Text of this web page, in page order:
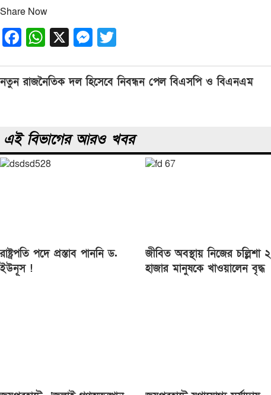
Share Now
Facebook
WhatsApp
X Messenger
Post
navigation
নতুন রাজনৈতিক দল হিসেবে নিবন্ধন পেল বিএসপি ও বিএনএম
এই বিভাগের আরও খবর
রাষ্ট্রপতি পদে প্রস্তাব পাননি ড.
ইউনূস !
জীবিত অবস্থায় নিজের চল্লিশা ২
হাজার মানুষকে খাওয়ালেন বৃদ্ধ